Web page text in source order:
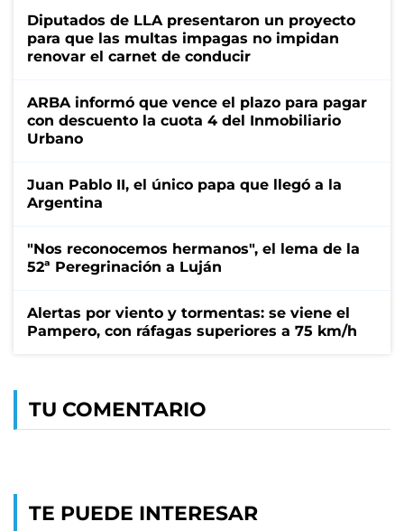
Diputados de LLA presentaron un proyecto
para que las multas impagas no impidan
renovar el carnet de conducir
ARBA informó que vence el plazo para pagar
con descuento la cuota 4 del Inmobiliario
Urbano
Juan Pablo II, el único papa que llegó a la
Argentina
"Nos reconocemos hermanos", el lema de la
52ª Peregrinación a Luján
Alertas por viento y tormentas: se viene el
Pampero, con ráfagas superiores a 75 km/h
TU COMENTARIO
TE PUEDE INTERESAR